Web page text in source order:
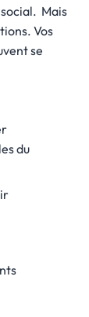
Mais
Vos
se
du